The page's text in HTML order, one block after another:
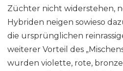
Züchter nicht widerstehen,
Hybriden neigen sowieso
die ursprünglichen
weiterer Vorteil des
wurden violette, rote,